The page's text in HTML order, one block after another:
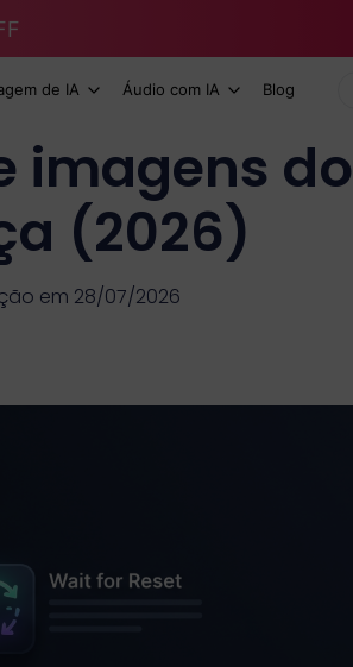
de IA Áudio com IA Blog
imagens do
(2026)
em 28/07/2026